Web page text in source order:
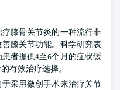
膝骨关节炎的一种流行非
膝关节功能。科学研究表
者提供4至6个月的症状缓
有效治疗选择。
采用微创手术来治疗关节